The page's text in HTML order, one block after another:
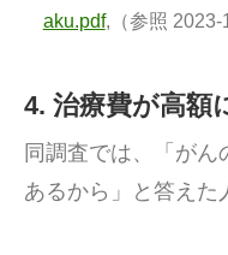
aku.pdf,（参照 2023-
4. 治療費が高額
同調査では、「が
あるから」と答えた